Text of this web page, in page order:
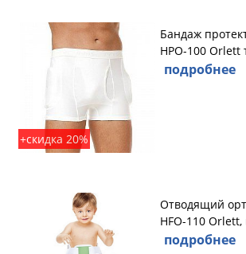
+скидка 20%
Бандаж
HPO-100 Orlett
подробнее
Отводящий
HFO-110
подробнее